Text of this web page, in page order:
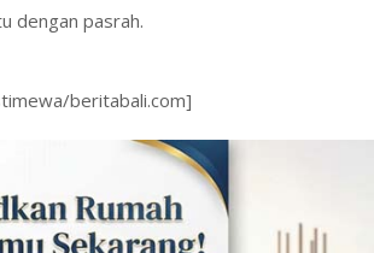
dengan pasrah.
beritabali.com]